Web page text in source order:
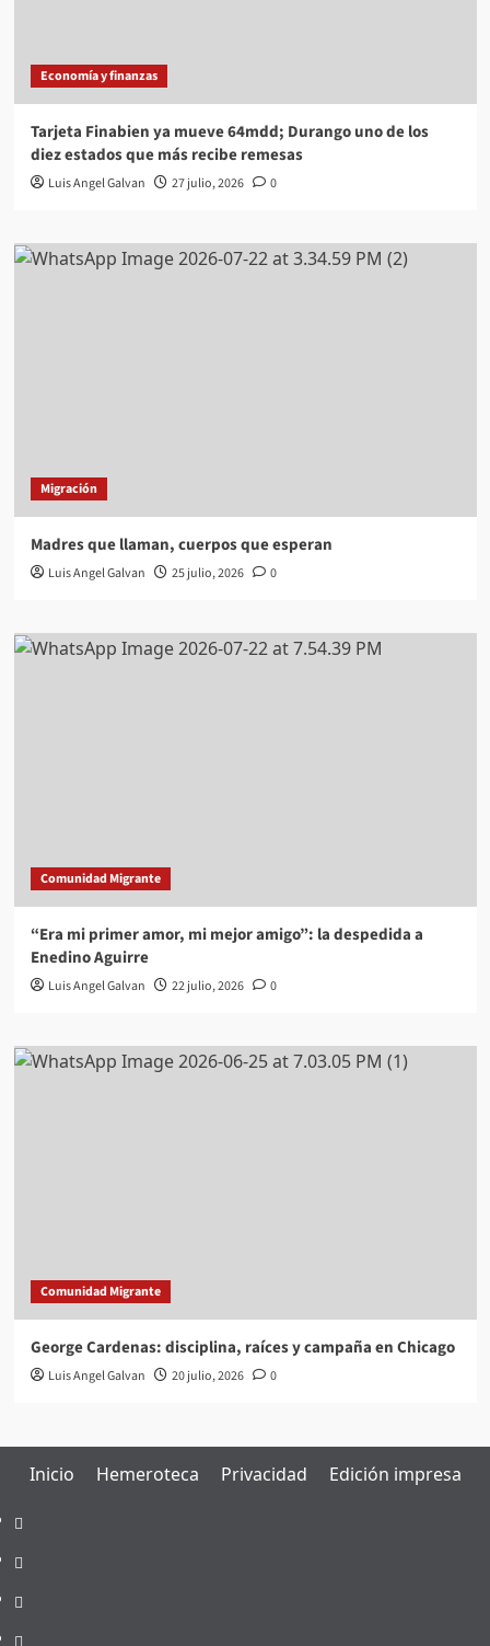
Economía y finanzas
Tarjeta Finabien ya mueve 64mdd; Durango uno de los
diez estados que más recibe remesas
Luis Angel Galvan 27 julio, 2026 0
Migración
Madres que llaman, cuerpos que esperan
Luis Angel Galvan 25 julio, 2026 0
Comunidad Migrante
“Era mi primer amor, mi mejor amigo”: la despedida a
Enedino Aguirre
Luis Angel Galvan 22 julio, 2026 0
Comunidad Migrante
George Cardenas: disciplina, raíces y campaña en Chicago
Luis Angel Galvan 20 julio, 2026 0
Inicio Hemeroteca Privacidad Edición impresa
Inicio
Hemeroteca
Privacidad
Edición